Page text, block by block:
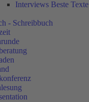
Interviews Beste Texte
- Schreibbuch